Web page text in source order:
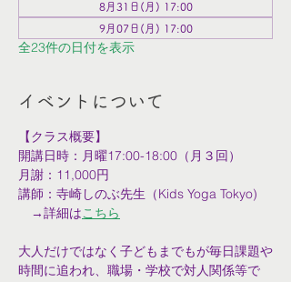
8月31日(月) 17:00
9月07日(月) 17:00
全23件の日付を表示
イベントについて
【クラス概要】
開講日時：月曜17:00-18:00（月３回）
月謝：11,000円
講師：寺崎しのぶ先生（Kids Yoga Tokyo)
→詳細はこちら
大人だけではなく子どもまでもが毎日課題や
時間に追われ、職場・学校で対人関係等で